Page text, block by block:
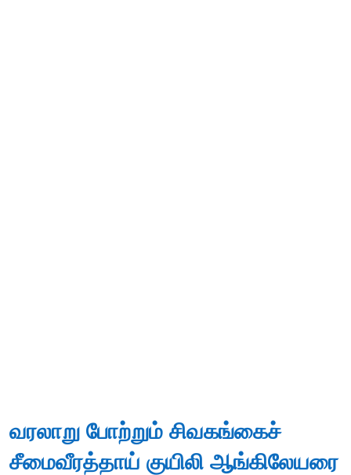
வரலாறு போற்றும் சிவகங்கைச்
சீமைவீரத்தாய் குயிலி ஆங்கிலேயரை